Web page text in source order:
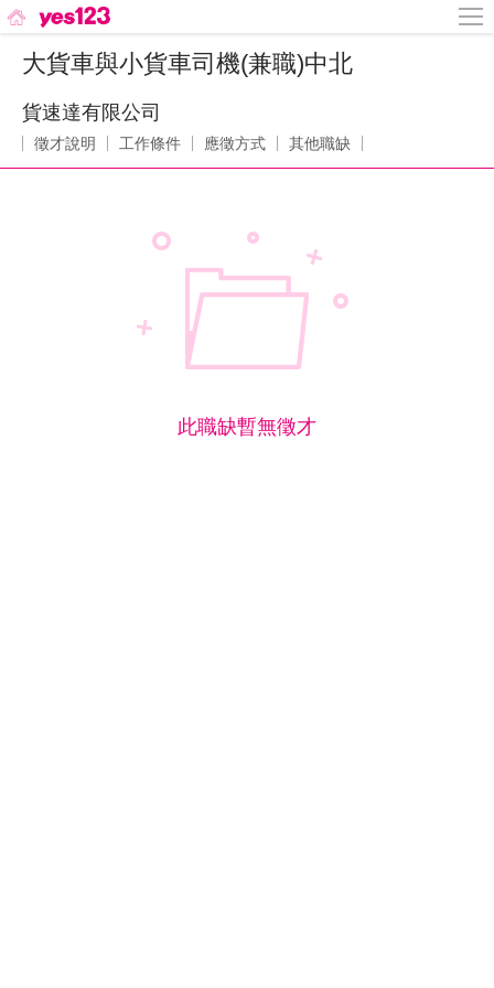
大貨車與小貨車司機(兼職)中北
貨速達有限公司
徵才說明 工作條件 應徵方式 其他職缺
此職缺暫無徵才